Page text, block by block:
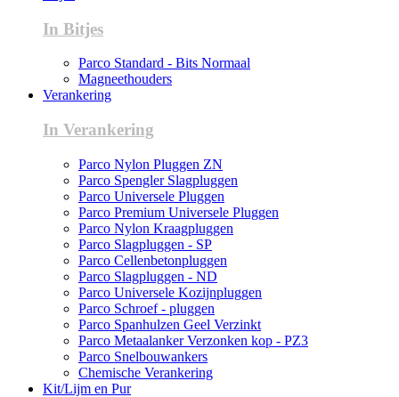
In Bitjes
Parco Standard - Bits Normaal
Magneethouders
Verankering
In Verankering
Parco Nylon Pluggen ZN
Parco Spengler Slagpluggen
Parco Universele Pluggen
Parco Premium Universele Pluggen
Parco Nylon Kraagpluggen
Parco Slagpluggen - SP
Parco Cellenbetonpluggen
Parco Slagpluggen - ND
Parco Universele Kozijnpluggen
Parco Schroef - pluggen
Parco Spanhulzen Geel Verzinkt
Parco Metaalanker Verzonken kop - PZ3
Parco Snelbouwankers
Chemische Verankering
Kit/Lijm en Pur